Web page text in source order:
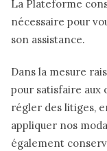
La Plateforme
nécessaire pour
son assistance.
Dans la mesure
pour satisfaire aux
régler des litiges,
appliquer nos
également